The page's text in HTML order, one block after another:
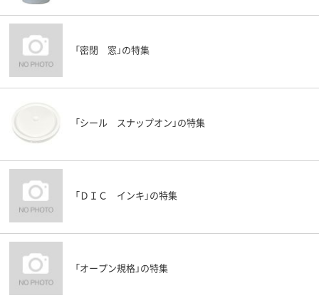
「密閉 窓」の特集
「シール スナップオン」の特集
「ＤＩＣ インキ」の特集
「オープン規格」の特集